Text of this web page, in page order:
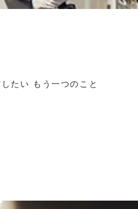
たい もう一つのこと